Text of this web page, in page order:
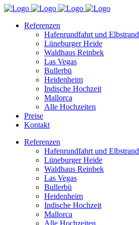
Referenzen
Hafenrundfahrt und Elbstrand
Lüneburger Heide
Waldhaus Reinbek
Las Vegas
Bullerbü
Heidenheim
Indische Hochzeit
Mallorca
Alle Hochzeiten
Preise
Kontakt
Referenzen
Hafenrundfahrt und Elbstrand
Lüneburger Heide
Waldhaus Reinbek
Las Vegas
Bullerbü
Heidenheim
Indische Hochzeit
Mallorca
Alle Hochzeiten